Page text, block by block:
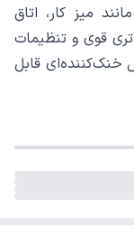
میز کار، اتاق
قوی و تنظیمات
خنک‌کننده‌ای قابل